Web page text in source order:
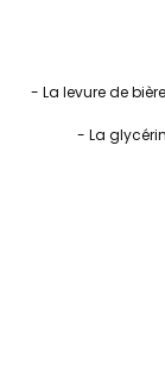
- La levure de
- La